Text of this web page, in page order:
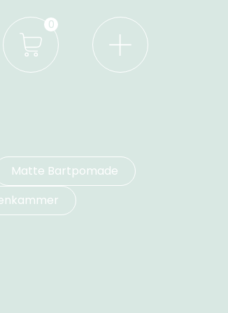
0
Matte Bartpomade